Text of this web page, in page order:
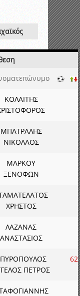
ΚΟΛΑΙΤΗΣ
ΜΠΑΤΡΑΛΗΣ
ΝΙΚΟΛΑΟΣ
ΜΑΡΚΟΥ
ΞΕΝΟΦΩΝ
ΧΡΗΣΤΟΣ
ΛΑΖΑΝΑΣ
ΑΝΑΣΤΑΣΙΟΣ
ΠΕΤΡΟΣ
62